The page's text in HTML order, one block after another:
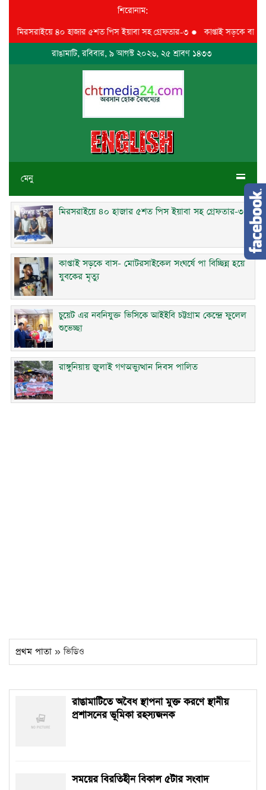
শিরোনাম:
মিরসরাইয়ে ৪০ হাজার ৫শত পিস ইয়াবা সহ গ্রেফতার-৩●কাপ্তাই সড়কে বাস-
রাঙামাটি, রবিবার, ৯ আগস্ট ২০২৬, ২৫ শ্রাবণ ১৪৩৩
মেনু
মিরসরাইয়ে ৪০ হাজার ৫শত পিস ইয়াবা সহ গ্রেফতার-৩
কাপ্তাই সড়কে বাস- মোটরসাইকেল সংঘর্ষে পা বিচ্ছিন্ন হয়ে
যুবকের মৃত্যু
চুয়েট এর নবনিযুক্ত ভিসিকে আইইবি চট্টগ্রাম কেন্দ্রে ফুলেল
শুভেচ্ছা
রাঙ্গুনিয়ায় জুলাই গণঅভ্যুত্থান দিবস পালিত
প্রথম পাতা » ভিডিও
রাঙামাটিতে অবৈধ স্থাপনা মুক্ত করণে স্থানীয়
প্রশাসনের ভূমিকা রহস্যজনক
সময়ের বিরতিহীন বিকাল ৫টার সংবাদ